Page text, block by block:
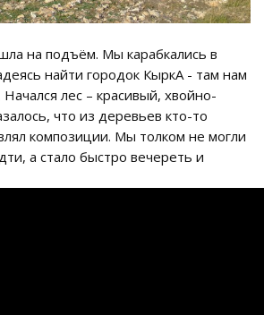
на подъём. Мы карабкались в
найти городок КыркА - там нам
лес – красивый, хвойно-
что из деревьев кто-то
композиции. Мы толком не могли
а стало быстро вечереть и